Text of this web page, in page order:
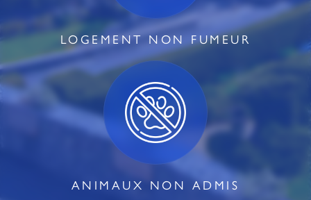
LOGEMENT NON FUMEUR
ANIMAUX NON ADMIS